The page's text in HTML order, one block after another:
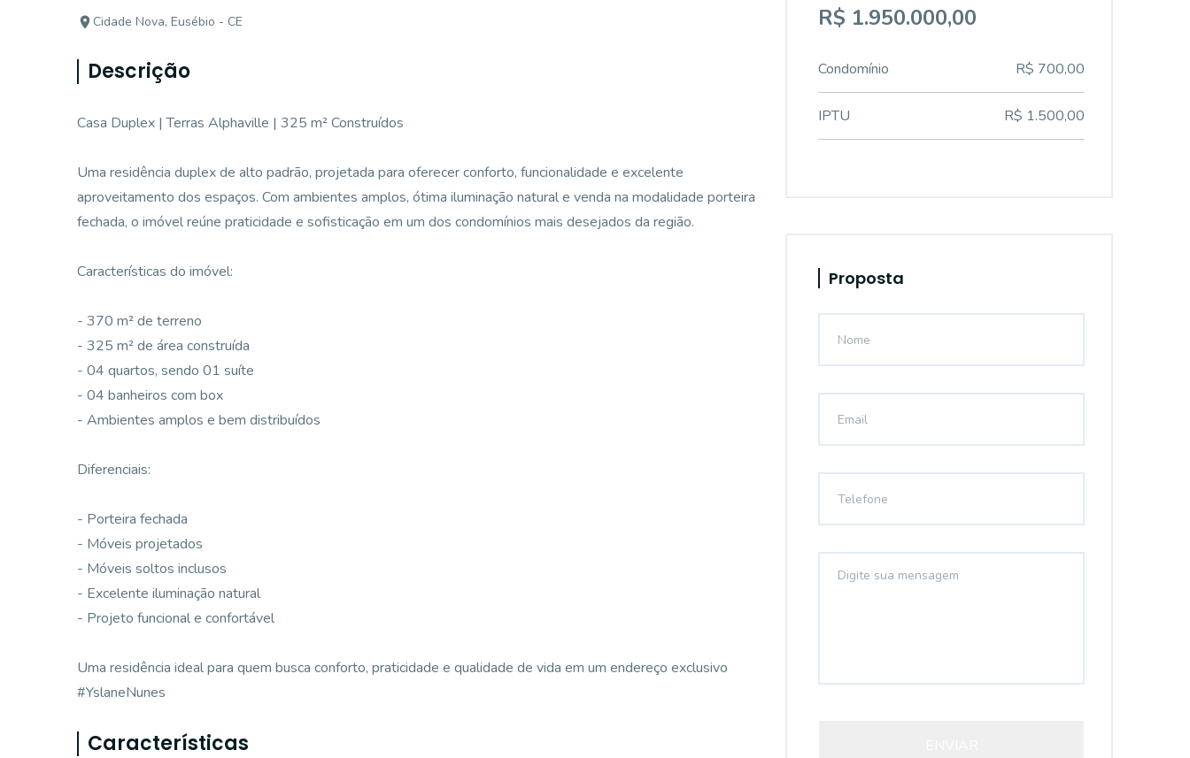
Cidade Nova, Eusébio - CE
Descrição
Casa Duplex | Terras Alphaville | 325 m² Construídos
Uma residência duplex de alto padrão, projetada para oferecer conforto, funcionalidade e excelente
aproveitamento dos espaços. Com ambientes amplos, ótima iluminação natural e venda na modalidade porteira
fechada, o imóvel reúne praticidade e sofisticação em um dos condomínios mais desejados da região.
Características do imóvel:
- 370 m² de terreno
- 325 m² de área construída
- 04 quartos, sendo 01 suíte
- 04 banheiros com box
- Ambientes amplos e bem distribuídos
Diferenciais:
- Porteira fechada
- Móveis projetados
- Móveis soltos inclusos
- Excelente iluminação natural
- Projeto funcional e confortável
Uma residência ideal para quem busca conforto, praticidade e qualidade de vida em um endereço exclusivo
#YslaneNunes
Características
R$ 1.950.000,00
Condomínio R$ 700,00
IPTU R$ 1.500,00
Proposta